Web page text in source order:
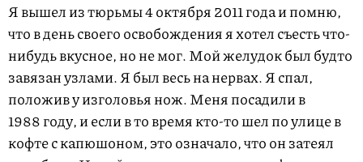
Я вышел из тюрьмы 4 октября 2011 года и помню,
что в день своего освобождения я хотел съесть что-
нибудь вкусное, но не мог. Мой желудок был будто
завязан узлами. Я был весь на нервах. Я спал,
положив у изголовья нож. Меня посадили в
1988 году, и если в то время кто-то шел по улице в
кофте с капюшоном, это означало, что он затеял